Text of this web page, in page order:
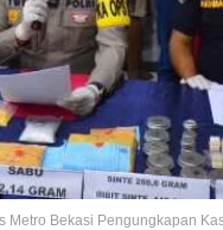
Metro Bekasi Pengungkapan